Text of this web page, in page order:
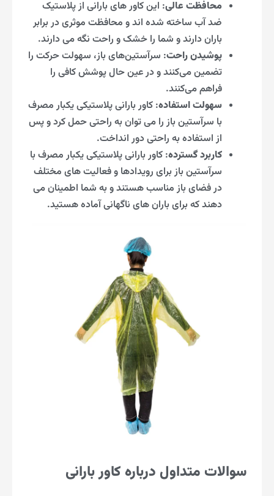
محافظت عالی: این کاور های بارانی از پلاستیک
ضد آب ساخته شده اند و محافظت موثری در برابر
باران دارند و شما را خشک و راحت نگه می دارند.
پوشیدن راحت: سرآستین‌های باز، سهولت حرکت را
تضمین می‌کنند و در عین حال پوشش کافی را
فراهم می‌کنند.
سهولت استفاده: کاور بارانی پلاستیکی یکبار مصرف
با سرآستین باز را می توان به راحتی حمل کرد و پس
از استفاده به راحتی دور انداخت.
کاربرد گسترده: کاور بارانی پلاستیکی یکبار مصرف با
سرآستین باز برای رویدادها و فعالیت های مختلف
در فضای باز مناسب هستند و به شما اطمینان می
دهند که برای باران های ناگهانی آماده هستید.
سوالات متداول درباره کاور بارانی